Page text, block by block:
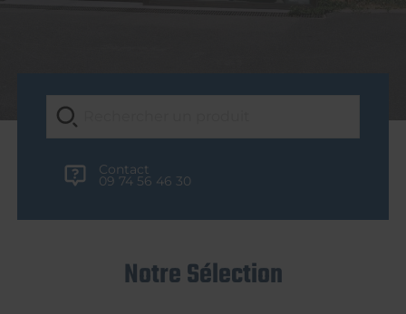
Contact
09 74 56 46 30
Notre Sélection